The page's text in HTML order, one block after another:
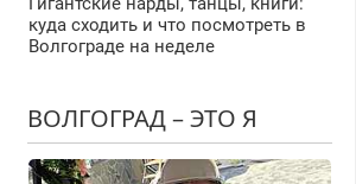
куда сходить и что посмотреть в
Волгограде на неделе
ВОЛГОГРАД – ЭТО Я